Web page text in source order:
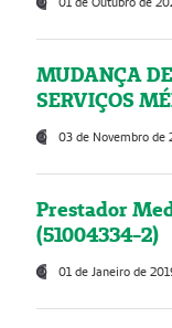
MUDANÇA
SERVIÇOS
03 de Novembro de
Prestador
(51004334-2)
01 de Janeiro de